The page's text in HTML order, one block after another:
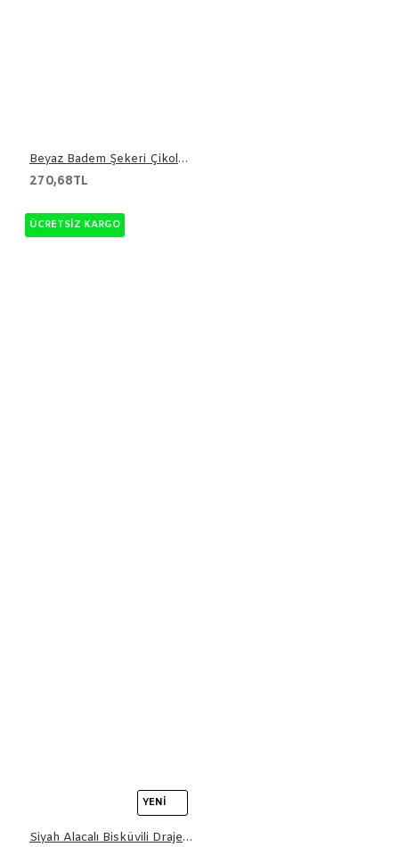
Beyaz Badem Şekeri Çikolata 500 gr
270,68TL
YENI
ÜCRETSIZ KARGO
Siyah Alacalı Bisküvili Draje 3 kg